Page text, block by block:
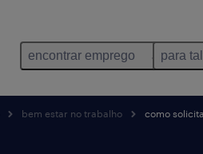
encontrar emprego para
bem estar no trabalho como